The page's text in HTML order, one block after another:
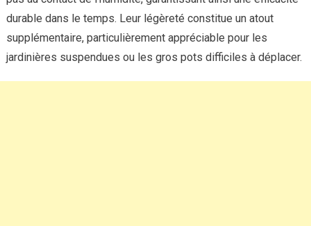
durable dans le temps. Leur légèreté constitue un atout
supplémentaire, particulièrement appréciable pour les
jardinières suspendues ou les gros pots difficiles à déplacer.